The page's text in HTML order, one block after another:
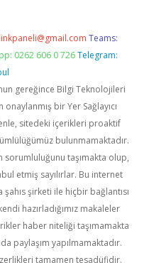
Teams:
0262 606 0 726 Telegram:
gereğince Bilgi Teknolojileri
bir Yer Sağlayıcı
sitedeki içerikleri proaktif
bulunmamaktadır.
sorumluluğunu taşımakta olup,
etmiş sayılırlar. Bu internet
şirketi ile hiçbir bağlantısı
hazırladığımız makaleler
haber niteliği taşımamakta
paylaşım yapılmamaktadır.
tamamen tesadüfidir.